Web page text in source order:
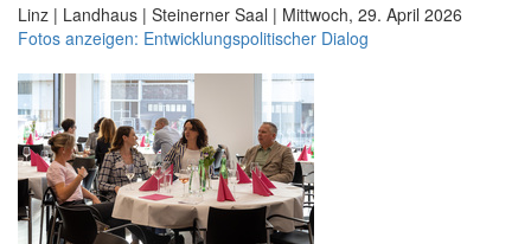
Linz | Landhaus | Steinerner Saal | Mittwoch, 29. April 2026
Fotos anzeigen: Entwicklungspolitischer Dialog